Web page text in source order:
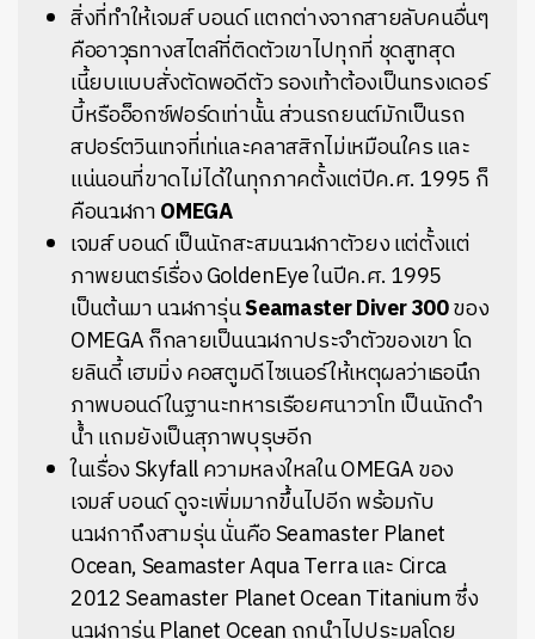
สิ่งที่ทำให้เจมส์ บอนด์ แตกต่างจากสายลับคนอื่นๆ
คืออาวุธทางสไตล์ที่ติดตัวเขาไปทุกที่ ชุดสูทสุด
เนี้ยบแบบสั่งตัดพอดีตัว รองเท้าต้องเป็นทรงเดอร์
บี้หรืออ็อกซ์ฟอร์ดเท่านั้น ส่วนรถยนต์มักเป็นรถ
สปอร์ตวินเทจที่เท่และคลาสสิกไม่เหมือนใคร และ
แน่นอนที่ขาดไม่ได้ในทุกภาคตั้งแต่ปีค.ศ. 1995 ก็
คือนาฬิกาOMEGA
เจมส์ บอนด์ เป็นนักสะสมนาฬิกาตัวยง แต่ตั้งแต่
ภาพยนตร์เรื่อง GoldenEye ในปีค.ศ. 1995
เป็นต้นมา นาฬิการุ่นSeamaster Diver 300ของ
OMEGA ก็กลายเป็นนาฬิกาประจำตัวของเขา โด
ยลินดี้ เฮมมิ่ง คอสตูมดีไซเนอร์ให้เหตุผลว่าเธอนึก
ภาพบอนด์ในฐานะทหารเรือยศนาวาโท เป็นนักดำ
น้ำ แถมยังเป็นสุภาพบุรุษอีก
ในเรื่อง Skyfall ความหลงใหลใน OMEGA ของ
เจมส์ บอนด์ ดูจะเพิ่มมากขึ้นไปอีก พร้อมกับ
นาฬิกาถึงสามรุ่น นั่นคือ Seamaster Planet
Ocean, Seamaster Aqua Terra และ Circa
2012 Seamaster Planet Ocean Titanium ซึ่ง
นาฬิการุ่น Planet Ocean ถูกนำไปประมูลโดย